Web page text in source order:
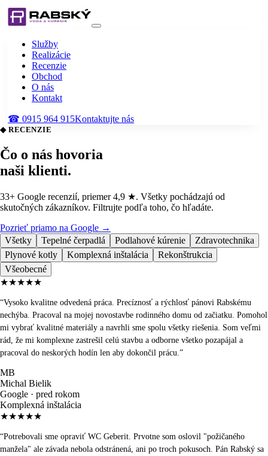
Služby
Realizácie
Recenzie
Obchod
O nás
Kontakt
☎ 0915 964 915Kontaktujte nás
◆ RECENZIE
Čo o nás hovoria
naši klienti.
33+ Google recenzií, priemer 4,9 ★. Všetky pochádzajú od
skutočných zákazníkov. Filtrujte podľa toho, čo hľadáte.
Pozrieť priamo na Google →
Všetky
Tepelné čerpadlá Podlahové kúrenie
Zdravotechnika
Plynové kotly
Komplexná inštalácia
Rekonštrukcia
Všeobecné
★★★★★
“Vysoko kvalitne odvedená práca. Precíznosť a rýchlosť pánovi Rabskému
nechýba. Pracoval na mojej novostavbe rodinného domu od začiatku. Pomohol
mi vybrať kvalitné materiály a navrhli sme spolu všetky riešenia. Som veľmi
rád, že mi komplexne zastrešil celú stavbu a odborne všetko pozapájal a
pracoval do neskorých hodín len aby dokončil prácu. ”
MB
Michal Bielik
Google · pred rokom
Komplexná inštalácia
★★★★★
“Potrebovali sme opraviť WC Geberit. Prvotne som oslovil "požičaného
manžela" ale závada nebola odstránená, ani po troch pokusoch. Pán Rabský sa